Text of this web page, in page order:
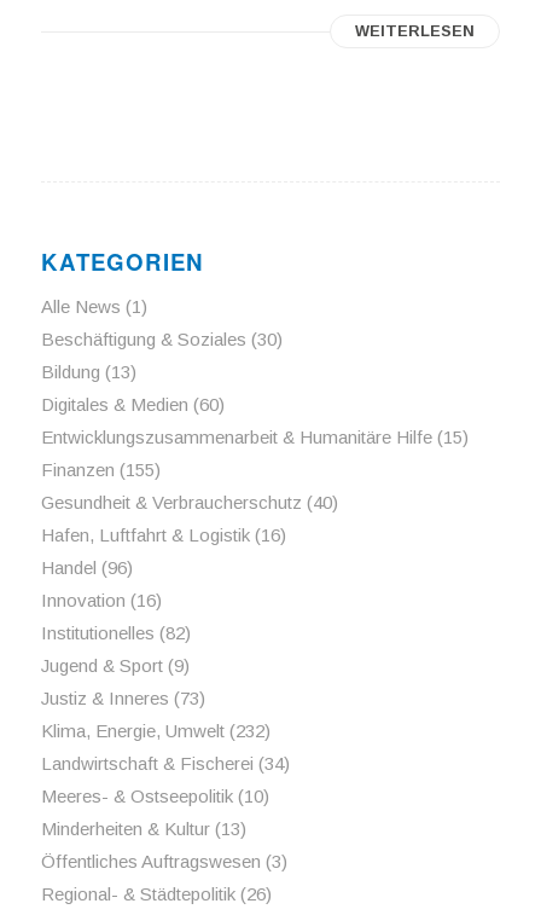
WEITERLESEN
KATEGORIEN
Alle News (1)
Beschäftigung & Soziales (30)
Bildung (13)
Digitales & Medien (60)
Entwicklungszusammenarbeit & Humanitäre Hilfe(15)
Finanzen (155)
Gesundheit & Verbraucherschutz (40)
Hafen, Luftfahrt & Logistik(16)
Handel (96)
Innovation (16)
Institutionelles (82)
Jugend & Sport(9)
Justiz & Inneres (73)
Klima, Energie, Umwelt(232)
Landwirtschaft & Fischerei (34)
Meeres- & Ostseepolitik(10)
Minderheiten & Kultur(13)
Öffentliches Auftragswesen (3)
Regional- & Städtepolitik(26)